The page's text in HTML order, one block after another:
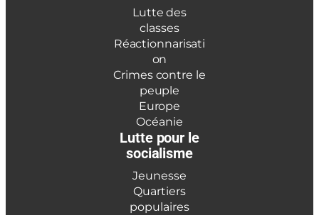
Lutte des
classes
Réactionnarisati
on
Crimes contre le
peuple
Europe
Océanie
Lutte pour le
socialisme
Jeunesse
Quartiers
populaires